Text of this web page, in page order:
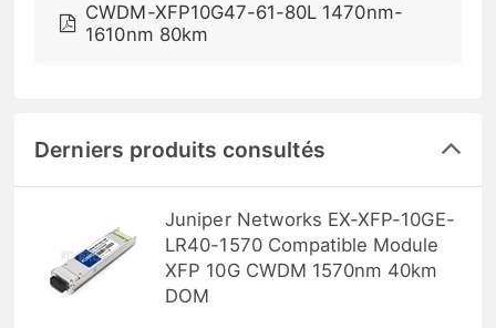
CWDM-XFP10G47-61-80L 1470nm-
1610nm 80km
Derniers produits consultés
Juniper Networks EX-XFP-10GE-
LR40-1570 Compatible Module
XFP 10G CWDM 1570nm 40km
DOM